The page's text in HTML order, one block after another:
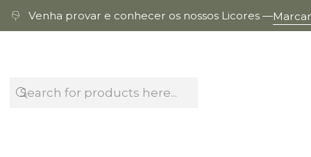
Venha provar e conhecer os nossos Licores —